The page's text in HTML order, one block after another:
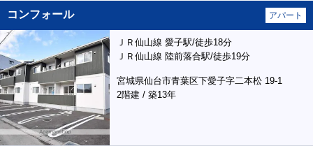
コンフォール アパート
ＪＲ仙山線 愛子駅/徒歩18分
ＪＲ仙山線 陸前落合駅/徒歩19分
宮城県仙台市青葉区下愛子字二本松 19-1
2階建 / 築13年